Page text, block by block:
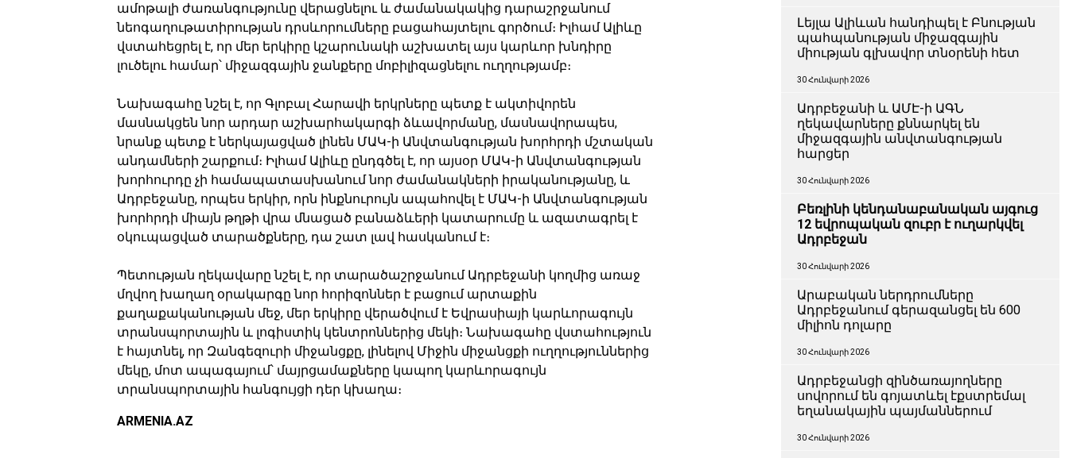
ամոթալի ժառանգությունը վերացնելու և ժամանակակից դարաշրջանում
նեոգաղութատիրության դրսևորումները բացահայտելու գործում։ Իլհամ Ալիևը
վստահեցրել է, որ մեր երկիրը կշարունակի աշխատել այս կարևոր խնդիրը
լուծելու համար՝ միջազգային ջանքերը մոբիլիզացնելու ուղղությամբ։
Նախագահը նշել է, որ Գլոբալ Հարավի երկրները պետք է ակտիվորեն
մասնակցեն նոր արդար աշխարհակարգի ձևավորմանը, մասնավորապես,
նրանք պետք է ներկայացված լինեն ՄԱԿ-ի Անվտանգության խորհրդի մշտական
անդամների շարքում։ Իլհամ Ալիևը ընդգծել է, որ այսօր ՄԱԿ-ի Անվտանգության
խորհուրդը չի համապատասխանում նոր ժամանակների իրականությանը, և
Ադրբեջանը, որպես երկիր, որն ինքնուրույն ապահովել է ՄԱԿ-ի Անվտանգության
խորհրդի միայն թղթի վրա մնացած բանաձևերի կատարումը և ազատագրել է
օկուպացված տարածքները, դա շատ լավ հասկանում է։
Պետության ղեկավարը նշել է, որ տարածաշրջանում Ադրբեջանի կողմից առաջ
մղվող խաղաղ օրակարգը նոր հորիզոններ է բացում արտաքին
քաղաքականության մեջ, մեր երկիրը վերածվում է Եվրասիայի կարևորագույն
տրանսպորտային և լոգիստիկ կենտրոններից մեկի։ Նախագահը վստահություն
է հայտնել, որ Զանգեզուրի միջանցքը, լինելով Միջին միջանցքի ուղղություններից
մեկը, մոտ ապագայում՝ մայրցամաքները կապող կարևորագույն
տրանսպորտային հանգույցի դեր կխաղա։
ARMENIA.AZ
Լեյլա Ալիևան հանդիպել է Բնության
պահպանության միջազգային
միության գլխավոր տնօրենի հետ
30 Հունվարի 2026
Ադրբեջանի և ԱՄԷ-ի ԱԳՆ
ղեկավարները քննարկել են
միջազգային անվտանգության
հարցեր
30 Հունվարի 2026
Բեռլինի կենդանաբանական այգուց
12 եվրոպական զուբր է ուղարկվել
Ադրբեջան
30 Հունվարի 2026
Արաբական ներդրումները
Ադրբեջանում գերազանցել են 600
միլիոն դոլարը
30 Հունվարի 2026
Ադրբեջանցի զինծառայողները
սովորում են գոյատևել էքստրեմալ
եղանակային պայմաններում
30 Հունվարի 2026